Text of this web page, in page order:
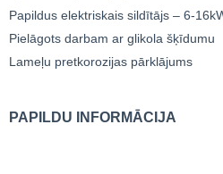
Papildus elektriskais sildītājs – 6-
Pielāgots darbam ar glikola šķīdumu
Lameļu pretkorozijas pārklājums
PAPILDU INFORMĀCIJA